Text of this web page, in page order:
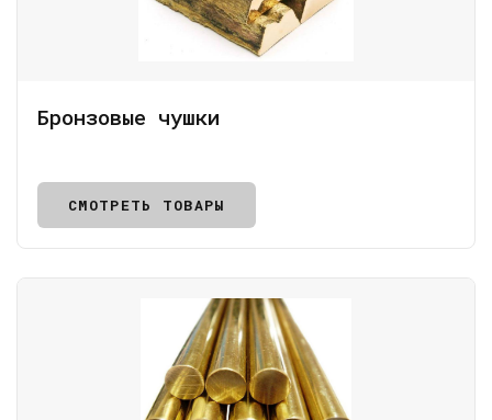
Бронзовые чушки
СМОТРЕТЬ ТОВАРЫ